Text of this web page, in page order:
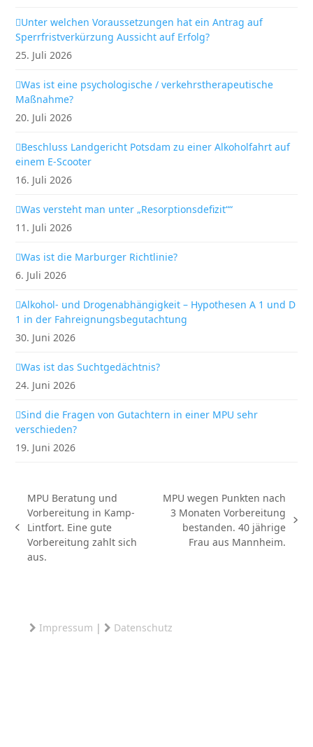
Unter welchen Voraussetzungen hat ein Antrag auf
Sperrfristverkürzung Aussicht auf Erfolg?
25. Juli 2026
Was ist eine psychologische / verkehrstherapeutische
Maßnahme?
20. Juli 2026
Beschluss Landgericht Potsdam zu einer Alkoholfahrt auf
einem E-Scooter
16. Juli 2026
Was versteht man unter „Resorptionsdefizit““
11. Juli 2026
Was ist die Marburger Richtlinie?
6. Juli 2026
Alkohol- und Drogenabhängigkeit – Hypothesen A 1 und D
1 in der Fahreignungsbegutachtung
30. Juni 2026
Was ist das Suchtgedächtnis?
24. Juni 2026
Sind die Fragen von Gutachtern in einer MPU sehr
verschieden?
19. Juni 2026
vorheriger
Beitrag:
MPU Beratung und
Vorbereitung in Kamp-
Lintfort. Eine gute
Vorbereitung zahlt sich
aus.
Nächster
Beitrag:
MPU wegen Punkten nach
3 Monaten Vorbereitung
bestanden. 40 jährige
Frau aus Mannheim.
Impressum | Datenschutz